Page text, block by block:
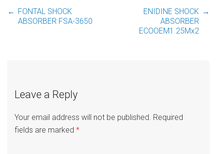
Post
← FONTAL SHOCK
ABSORBER FSA-3650
ENIDINE SHOCK
ABSORBER
ECOOEM1.25Mx2
→
Leave a Reply
Your email address will not be published. Required
fields are marked *